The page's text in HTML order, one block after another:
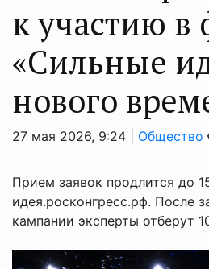
к участию в
«Сильные
нового
27 мая 2026, 9:24 | Общество
Прием заявок продлится до
идея.росконгресс.рф. После
кампании эксперты отберут